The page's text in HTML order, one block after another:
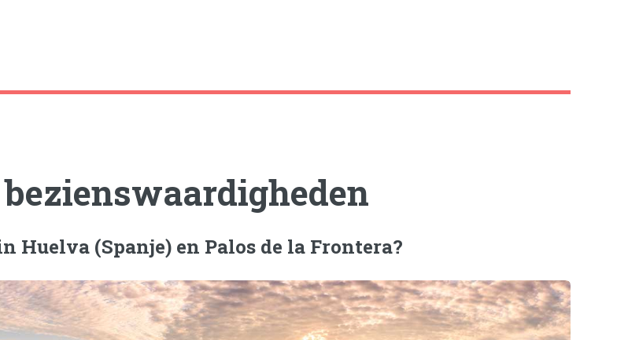
Huelva (Spanje) en Palos de la Frontera?